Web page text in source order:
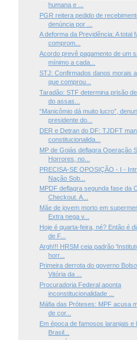
humana e ...
PGR reitera pedido de
denúncia por ...
A deforma da Previdência: A total
comprom...
Acordo prevê pagamento de um
mínimo a cada...
STJ: Confirmados danos morais
que comprou...
Taradão: STF determina prisão
do assas...
“Manicômio dá muito lucro”,
presidente do...
DER e Detran do DF: TJDFT
constitucionalida...
MP de Goiás deflagra Operação
Horrores, no...
PRECISA-SE OPOSIÇÃO - I -
Nação Sob...
MPDF deflagra segunda fase da
Checkout. A...
Mãe de jovem morto em
Extra nega v...
Hoje é quarta-feira, né? Então é
de F...
Argh!!! HRSM ceia padrão
horr...
Primeira derrota do governo
Vitória da ...
Procuradoria Federal aponta
inconstitucionalidade ...
Máfia das Próteses: MPF acusa
de cor...
Em época de famosos laranjais e
Brasil...